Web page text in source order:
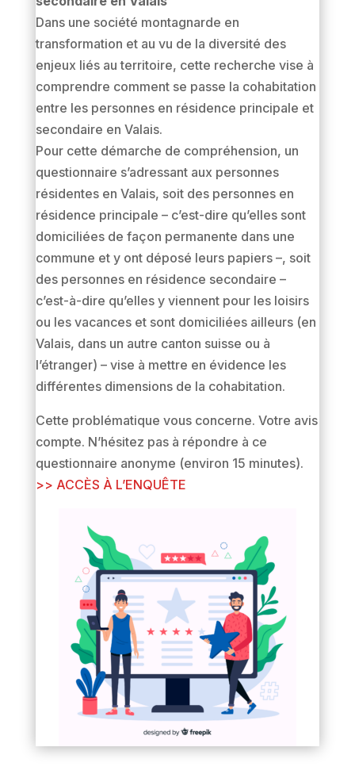
Dans une société montagnarde en
transformation et au vu de la diversité des
enjeux liés au territoire, cette recherche vise à
comprendre comment se passe la cohabitation
entre les personnes en résidence principale et
secondaire en Valais.
Pour cette démarche de compréhension, un
questionnaire s’adressant aux personnes
résidentes en Valais, soit des personnes en
résidence principale – c’est-dire qu’elles sont
domiciliées de façon permanente dans une
commune et y ont déposé leurs papiers –, soit
des personnes en résidence secondaire –
c’est-à-dire qu’elles y viennent pour les loisirs
ou les vacances et sont domiciliées ailleurs (en
Valais, dans un autre canton suisse ou à
l’étranger) – vise à mettre en évidence les
différentes dimensions de la cohabitation.
Cette problématique vous concerne. Votre avis
compte. N’hésitez pas à répondre à ce
questionnaire anonyme (environ 15 minutes).
>> ACCÈS À L’ENQUÊTE